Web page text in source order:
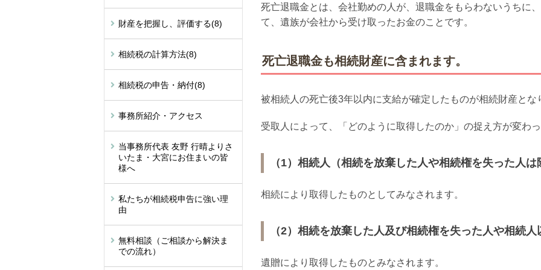
死亡退職金とは、会社勤めの人が、退職金をもらわないうちに
て、遺族が会社から受け取ったお金のことです。
死亡退職金も相続財産に含まれます。
被相続人の死亡後3年以内に支給が確定したものが相続財産とな
受取人によって、「どのように取得したのか」の捉え方が変わ
（1）相続人（相続を放棄した人や相続権を失った人
相続により取得したものとしてみなされます。
（2）相続を放棄した人及び相続権を失った人や相続
遺贈により取得したものとみなされます。
財産を把握し、評価する(8)
相続税の計算方法(8)
相続税の申告・納付(8)
事務所紹介・アクセス
当事務所代表 友野 行晴よりさ
いたま・大宮にお住まいの皆
様へ
私たちが相続税申告に強い理
由
無料相談（ご相談から解決ま
での流れ）